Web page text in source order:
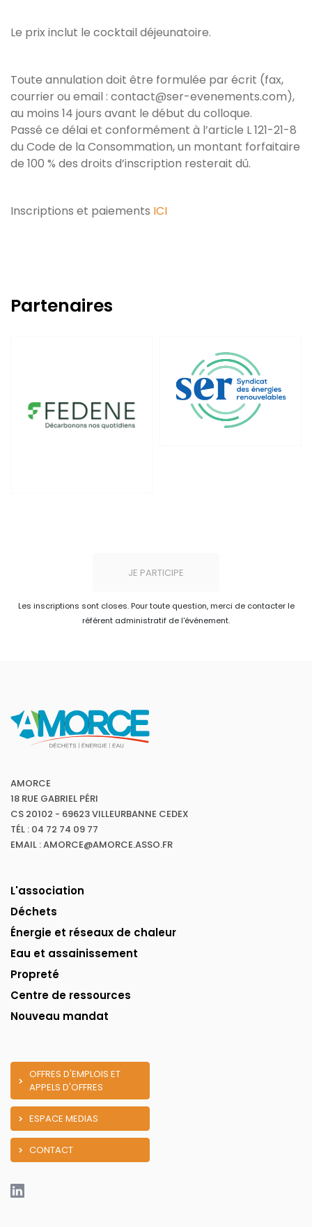
Le prix inclut le cocktail déjeunatoire.
Toute annulation doit être formulée par écrit (fax,
courrier ou email : contact@ser-evenements.com),
au moins 14 jours avant le début du colloque.
Passé ce délai et conformément à l’article L 121-21-8
du Code de la Consommation, un montant forfaitaire
de 100 % des droits d’inscription resterait dû.
Inscriptions et paiements ICI
Partenaires
JE PARTICIPE
Les inscriptions sont closes. Pour toute question, merci de contacter le
référent administratif de l'événement.
AMORCE
18 RUE GABRIEL PÉRI
CS 20102 - 69623 VILLEURBANNE CEDEX
TÉL : 04 72 74 09 77
EMAIL : AMORCE@AMORCE.ASSO.FR
L'association
Déchets
Énergie et réseaux de chaleur
Eau et assainissement
Propreté
Centre de ressources
Nouveau mandat
OFFRES D'EMPLOIS ET
APPELS D'OFFRES
ESPACE MEDIAS
CONTACT